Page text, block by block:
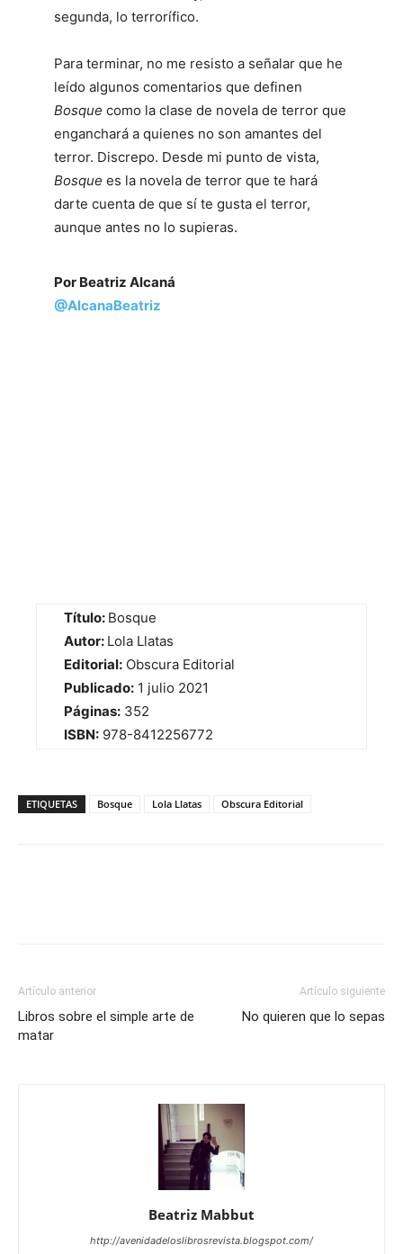
segunda, lo terrorífico.
Para terminar, no me resisto a señalar que he
leído algunos comentarios que definen
Bosque como la clase de novela de terror que
enganchará a quienes no son amantes del
terror. Discrepo. Desde mi punto de vista,
Bosque es la novela de terror que te hará
darte cuenta de que sí te gusta el terror,
aunque antes no lo supieras.
Por Beatriz Alcaná
@AlcanaBeatriz
Título: Bosque
Autor: Lola Llatas
Editorial: Obscura Editorial
Publicado: 1 julio 2021
Páginas: 352
ISBN: 978-8412256772
ETIQUETAS Bosque Lola Llatas Obscura Editorial
Artículo anterior
Libros sobre el simple arte de
matar
Artículo siguiente
No quieren que lo sepas
Beatriz Mabbut
http://avenidadeloslibrosrevista.blogspot.com/